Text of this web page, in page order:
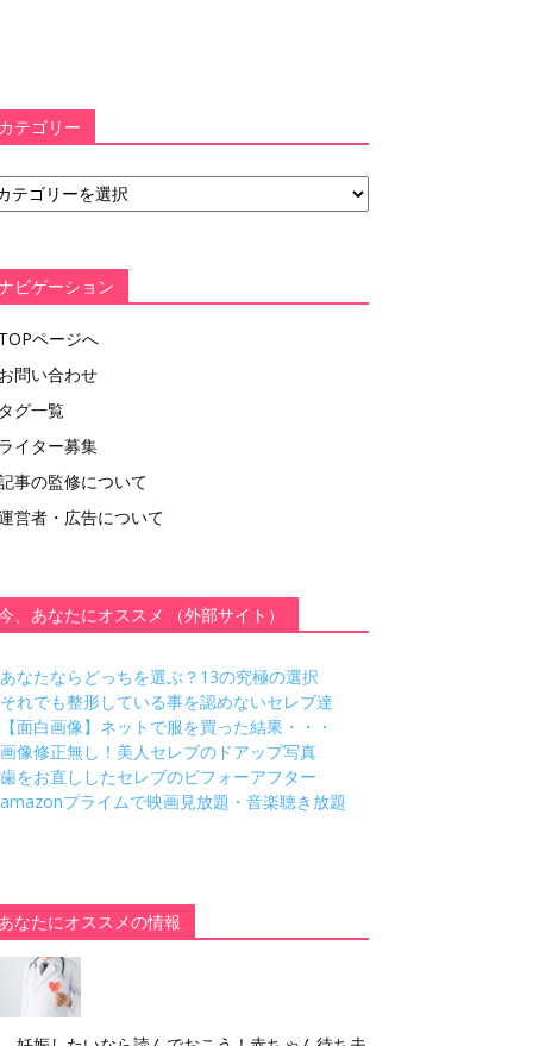
カテゴリー
ビゲーション
TOPページへ
お問い合わせ
タグ一覧
ライター募集
事の監修について
営者・広告について
、あなたにオススメ （外部サイト）
あなたならどっちを選ぶ？13の究極の選択
それでも整形している事を認めないセレブ達
【面白画像】ネットで服を買った結果・・・
画像修正無し！美人セレブのドアップ写真
歯をお直ししたセレブのビフォーアフター
amazonプライムで映画見放題・音楽聴き放題
あなたにオススメの情報